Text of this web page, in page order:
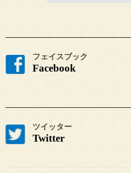
フェイスブック
Facebook
ツイッター
Twitter